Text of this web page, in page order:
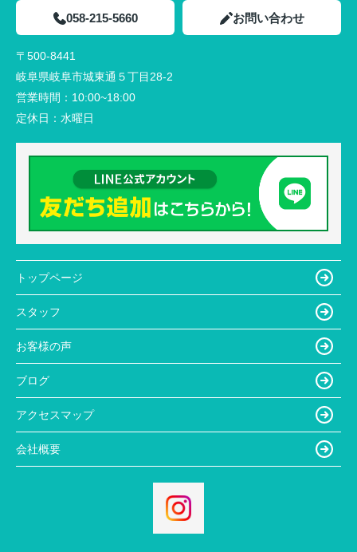
058-215-5660 お問い合わせ
〒500-8441
岐阜県岐阜市城東通５丁目28-2
営業時間： 10:00~18:00
定休日： 水曜日
トップページ
スタッフ
お客様の声
ブログ
アクセスマップ
会社概要